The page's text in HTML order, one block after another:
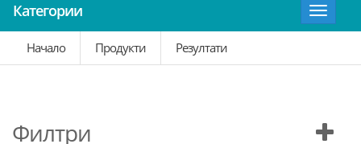
Категории
Toggle
Начало
Продукти Резултати
Филтри